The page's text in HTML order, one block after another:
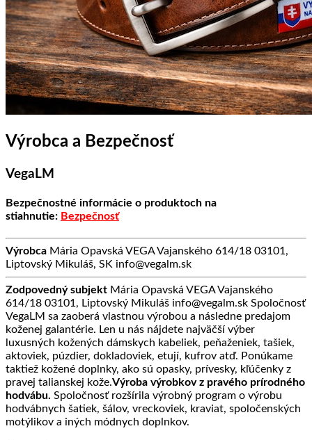
Výrobca a Bezpečnosť
VegaLM
Bezpečnostné informácie o produktoch na
stiahnutie: Bezpečnosť
Výrobca Mária Opavská VEGA Vajanského 614/18 03101,
Liptovský Mikuláš, SK info@vegalm.sk
Zodpovedný subjekt Mária Opavská VEGA Vajanského
614/18 03101, Liptovský Mikuláš info@vegalm.sk Spoločnosť
VegaLM sa zaoberá vlastnou výrobou a následne predajom
koženej galantérie. Len u nás nájdete najväčší výber
luxusných kožených dámskych kabeliek, peňaženiek, tašiek,
aktoviek, púzdier, dokladoviek, etují, kufrov atď. Ponúkame
taktiež kožené doplnky, ako sú opasky, prívesky, kľúčenky z
pravej talianskej kože.Výroba výrobkov z pravého prírodného
hodvábu. Spoločnosť rozšírila výrobný program o výrobu
hodvábnych šatiek, šálov, vreckoviek, kraviat, spoločenských
motýlikov a iných módnych doplnkov.